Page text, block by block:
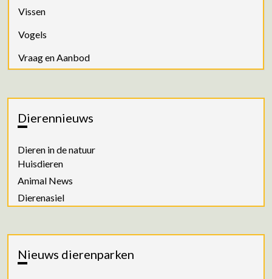
Vissen
Vogels
Vraag en Aanbod
Dierennieuws
Dieren in de natuur
Huisdieren
Animal News
Dierenasiel
Nieuws dierenparken